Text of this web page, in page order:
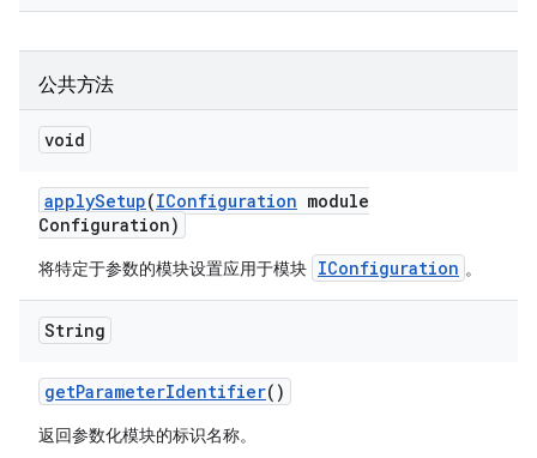
公共方法
void
applySetup(IConfiguration module
Configuration)
将特定于参数的模块设置应用于模块 IConfiguration 。
String
getParameterIdentifier()
返回参数化模块的标识名称。